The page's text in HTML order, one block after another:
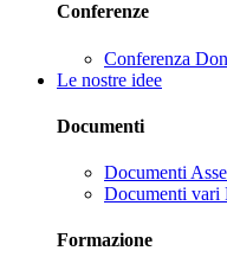
Conferenze
Conferenza
Le nostre idee
Documenti
Documenti
Documenti vari
Formazione